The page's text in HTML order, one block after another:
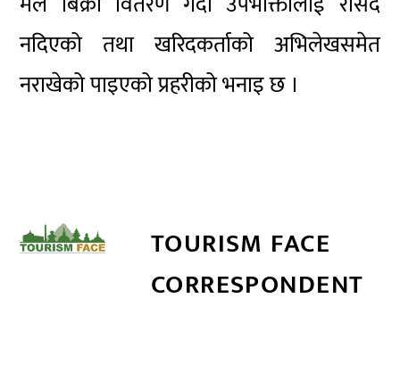
नदिएको तथा खरिदकर्ताको अभिलेखसमेत
नराखेको पाइएको प्रहरीको भनाइ छ ।
TOURISM FACE
CORRESPONDENT